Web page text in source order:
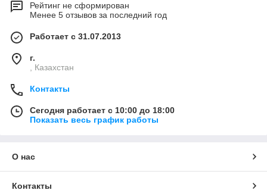
Рейтинг не сформирован
Менее 5 отзывов за последний год
Работает с 31.07.2013
г.
, Казахстан
Контакты
Сегодня работает с 10:00 до 18:00
Показать весь график работы
О нас
Контакты